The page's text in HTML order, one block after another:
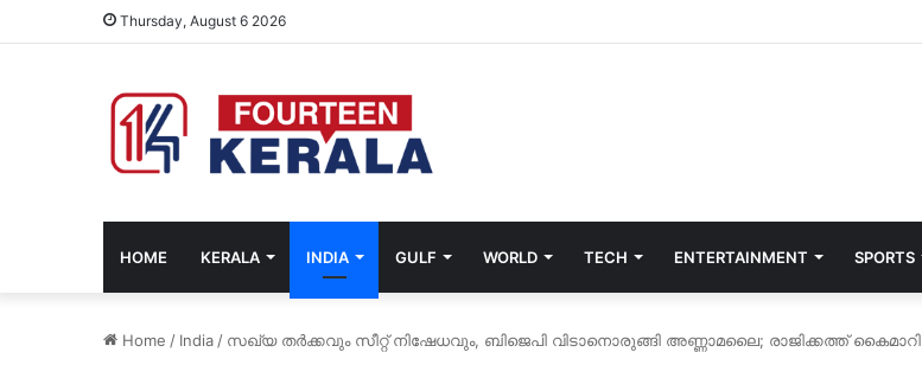
Thursday, August 6 2026
HOME KERALA INDIA GULF WORLD TECH ENTERTAINMENT SPORTS
Home / India / സഖ്യ തർക്കവും സീറ്റ് നിഷേധവും, ബിജെപി വിടാനൊരുങ്ങി അണ്ണാമലൈ; രാജിക്കത്ത് കൈമാറി